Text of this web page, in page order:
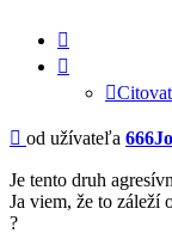
Príspevok
od užívateľa
Je tento druh
Ja viem, že to záleží
?